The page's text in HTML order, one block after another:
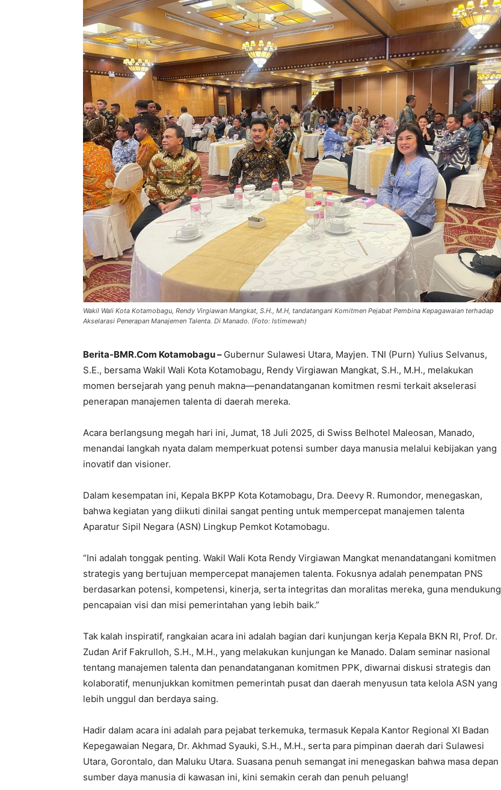
Wakil Wali Kota Kotamobagu, Rendy Virgiawan Mangkat, S.H., M.H, tandatangani Komitmen Pejabat Pembina Kepagawaian terhadap
Akselarasi Penerapan Manajemen Talenta. Di Manado. (Foto: Istimewah)
Berita-BMR.Com Kotamobagu – Gubernur Sulawesi Utara, Mayjen. TNI (Purn) Yulius Selvanus,
S.E., bersama Wakil Wali Kota Kotamobagu, Rendy Virgiawan Mangkat, S.H., M.H., melakukan
momen bersejarah yang penuh makna—penandatanganan komitmen resmi terkait akselerasi
penerapan manajemen talenta di daerah mereka.
Acara berlangsung megah hari ini, Jumat, 18 Juli 2025, di Swiss Belhotel Maleosan, Manado,
menandai langkah nyata dalam memperkuat potensi sumber daya manusia melalui kebijakan yang
inovatif dan visioner.
Dalam kesempatan ini, Kepala BKPP Kota Kotamobagu, Dra. Deevy R. Rumondor, menegaskan,
bahwa kegiatan yang diikuti dinilai sangat penting untuk mempercepat manajemen talenta
Aparatur Sipil Negara (ASN) Lingkup Pemkot Kotamobagu.
“Ini adalah tonggak penting. Wakil Wali Kota Rendy Virgiawan Mangkat menandatangani komitmen
strategis yang bertujuan mempercepat manajemen talenta. Fokusnya adalah penempatan PNS
berdasarkan potensi, kompetensi, kinerja, serta integritas dan moralitas mereka, guna mendukung
pencapaian visi dan misi pemerintahan yang lebih baik.”
Tak kalah inspiratif, rangkaian acara ini adalah bagian dari kunjungan kerja Kepala BKN RI, Prof. Dr.
Zudan Arif Fakrulloh, S.H., M.H., yang melakukan kunjungan ke Manado. Dalam seminar nasional
tentang manajemen talenta dan penandatanganan komitmen PPK, diwarnai diskusi strategis dan
kolaboratif, menunjukkan komitmen pemerintah pusat dan daerah menyusun tata kelola ASN yang
lebih unggul dan berdaya saing.
Hadir dalam acara ini adalah para pejabat terkemuka, termasuk Kepala Kantor Regional XI Badan
Kepegawaian Negara, Dr. Akhmad Syauki, S.H., M.H., serta para pimpinan daerah dari Sulawesi
Utara, Gorontalo, dan Maluku Utara. Suasana penuh semangat ini menegaskan bahwa masa depan
sumber daya manusia di kawasan ini, kini semakin cerah dan penuh peluang!